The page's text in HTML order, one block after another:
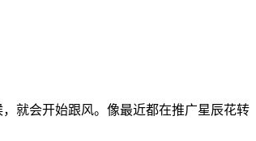
就会开始跟风。像最近都在推广星辰花转